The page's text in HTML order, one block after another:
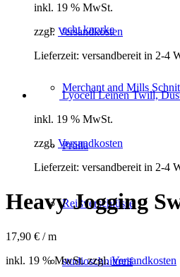
echt knorke
Merchant and Mills
Prülla
Reißverschlüsse
studioschnittreif
inkl. 19 % MwSt.
zzgl. Versandkosten
Lieferzeit: versandbereit in 2-4
Lyocell Leinen Twill,
inkl. 19 % MwSt.
zzgl. Versandkosten
Lieferzeit: versandbereit in 2-4
Heavy Jogging
17,90 € / m
inkl. 19 % MwSt. zzgl.Versandkosten